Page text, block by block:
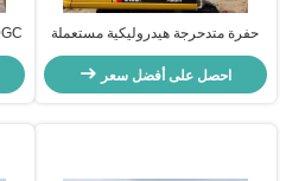
حفرة متدحرجة هيدروليكية مستعملة
CAT 315D2 للزراعة / البناء
احصل على أفضل سعر